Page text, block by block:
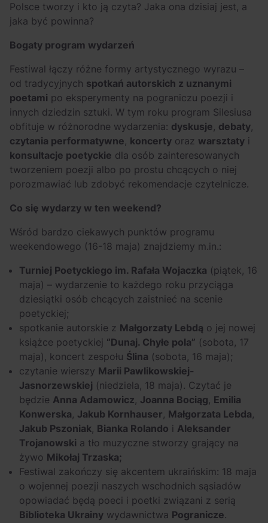
Polsce tworzy i kto ją czyta? Jaka ona dzisiaj jest, a
jaka być powinna?
Bogaty program wydarzeń
Festiwal łączy różne formy artystycznego wyrazu –
od tradycyjnych spotkań autorskich z uznanymi
poetami po eksperymenty na pograniczu poezji i
innych dziedzin sztuki. W tym roku program Silesiusa
obfituje w różnorodne wydarzenia: dyskusje, debaty,
czytania performatywne, koncerty oraz warsztaty i
konsultacje poetyckie dla osób zainteresowanych
tworzeniem poezji albo po prostu chcących o niej
porozmawiać lub zdobyć rekomendacje czytelnicze.
Co się wydarzy w ten weekend?
Wśród bardzo ciekawych punktów programu
weekendowego (16-18 maja) znajdziemy m.in.:
Turniej Poetyckiego im. Rafała Wojaczka (piątek, 16
maja) – wydarzenie to każdego roku przyciąga
dziesiątki osób chcących zaistnieć na scenie
poetyckiej;
spotkanie autorskie z Małgorzaty Lebdą o jej nowej
książce poetyckiej “Dunaj. Chyłe pola” (sobota, 17
maja), koncert zespołu Ślina (sobota, 16 maja);
czytanie wierszy Marii Pawlikowskiej-
Jasnorzewskiej (niedziela, 18 maja). Czytać je
będzie Anna Adamo­wicz, Joanna Bociąg, Emilia
Konwerska, Jakub Kornhauser, Małgorzata Lebda,
Jakub Pszoniak, Bianka Rolando i Aleksander
Trojanowski a tło muzyczne stworzy grający na
żywo Mikołaj Trzaska;
Festiwal zakończy się akcentem ukraińskim: 18 maja
o wojennej poezji naszych wschodnich sąsiadów
opowiadać będą poeci i poetki związani z serią
Biblioteka Ukrainy wydawnictwa Pogranicze.